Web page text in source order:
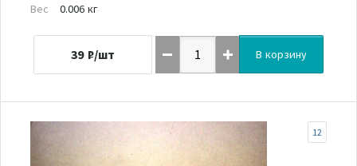
Вес
0.006 кг
39 ₽/шт В корзину
12